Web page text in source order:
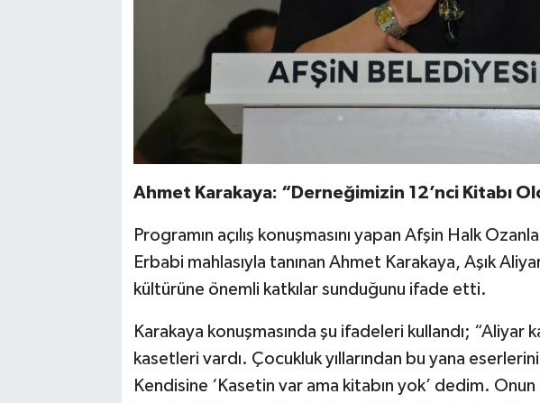
Ahmet Karakaya: “Derneğimizin 12’nci Kitabı
Programın açılış konuşmasını yapan Afşin Halk
Erbabi mahlasıyla tanınan Ahmet Karakaya, Aşık Aliyar
kültürüne önemli katkılar sunduğunu ifade etti.
Karakaya konuşmasında şu ifadeleri kullandı; “Aliyar
kasetleri vardı. Çocukluk yıllarından bu yana
Kendisine ‘Kasetin var ama kitabın yok’ dedim. Onun